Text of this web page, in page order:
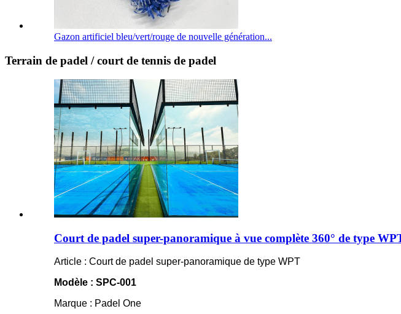
Gazon artificiel bleu/vert/rouge de nouvelle génération...
Terrain de padel / court de tennis de padel
Court de padel super-panoramique à vue complète 360° de type
Article : Court de padel super-panoramique de type WPT
Modèle : SPC-001
Marque : Padel One